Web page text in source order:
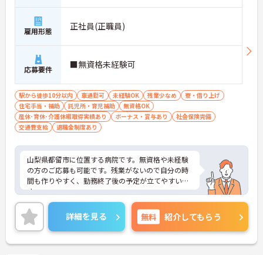
雇用形態 正社員(正職員)
応募要件 ■無資格未経験可
駅から徒歩10分以内 車通勤可 未経験OK 残業少なめ
寮・借り上げ
住宅手当・補助
託児所・育児補助
無資格OK
産休･育休･介護休暇取得実績あり
ボーナス・賞与あり
社会保険完備
交通費支給
退職金制度あり
山梨県都留市に位置する病院です。無資格や未経験
の方のご応募も可能です。残業がないので自分の時
間も作りやすく、勤務終了後の予定が立てやすいで
す。
マイカー通勤可能で最寄り駅からは徒歩6分とアク
セスしやすい立地でございます。
ご興味のある方には、面接対策ポイントなど、さら
に詳細をお話しいたしますのでお気軽にご相談くだ
さい！
詳細を見る 無料 紹介してもらう